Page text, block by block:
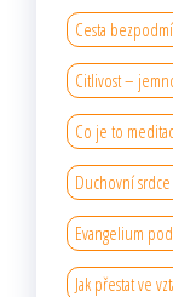
Cesta
Citlivost –
Co je to
Duchovní
Evangelium
Jak přestat ve